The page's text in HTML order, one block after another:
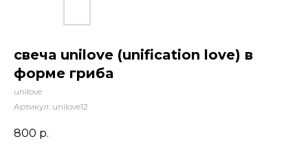
свеча unilove (unification love) в
форме гриба
unilove
Артикул: unilove12
800 р.